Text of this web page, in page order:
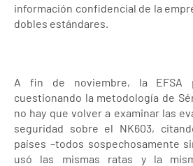
información confidencial de la
dobles estándares.
A fin de noviembre, la EFSA
cuestionando la metodología de
no hay que volver a examinar las
seguridad sobre el NK603,
países –todos sospechosamente
usó las mismas ratas y la